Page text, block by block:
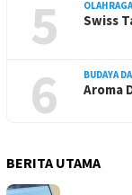
5 OLAHRAGA
Swiss
6 BUDAYA
Aroma
BERITA UTAMA